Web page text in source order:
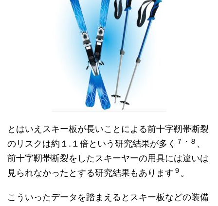
とはいえスキー板が長いことによる前十字靭帯断裂
のリスクは約１.１倍という研究結果が多く
７・８ 、
前十字靭帯断裂をしたスキーヤーの用具には違いは
見られなかったとする研究結果もあります ９ 。
こういったデータを踏まえるとスキー板などの装備